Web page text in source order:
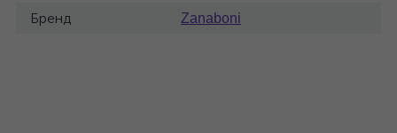
Бренд Zanaboni